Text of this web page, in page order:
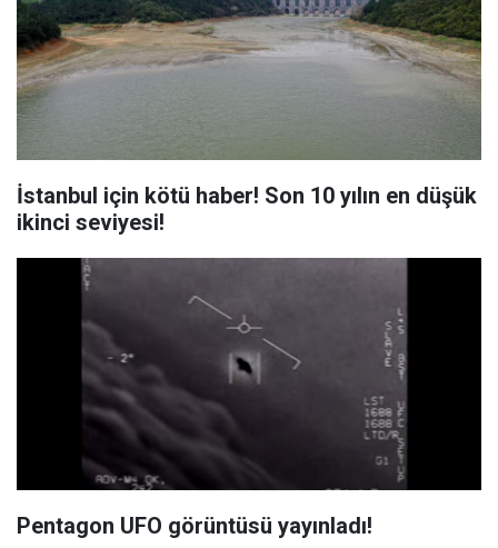
İstanbul için kötü haber! Son 10 yılın en düşük
ikinci seviyesi!
Pentagon UFO görüntüsü yayınladı!